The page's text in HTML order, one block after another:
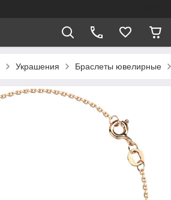
Украшения Браслеты ювелирные